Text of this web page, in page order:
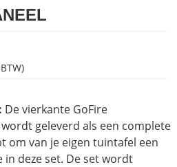
De vierkante GoFire
geleverd als een complete
om van je eigen tuintafel een
deze set. De set wordt